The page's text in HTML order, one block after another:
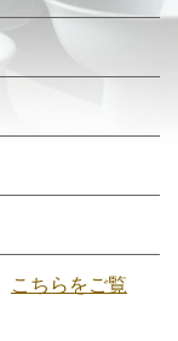
こちらをご覧